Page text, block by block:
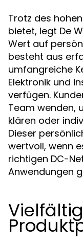
Trotz des
bietet, legt De
Wert auf
besteht aus
umfangreiche
Elektronik und
verfügen.
Team wenden,
klären oder
Dieser
wertvoll, wenn
richtigen DC-
Anwendungen